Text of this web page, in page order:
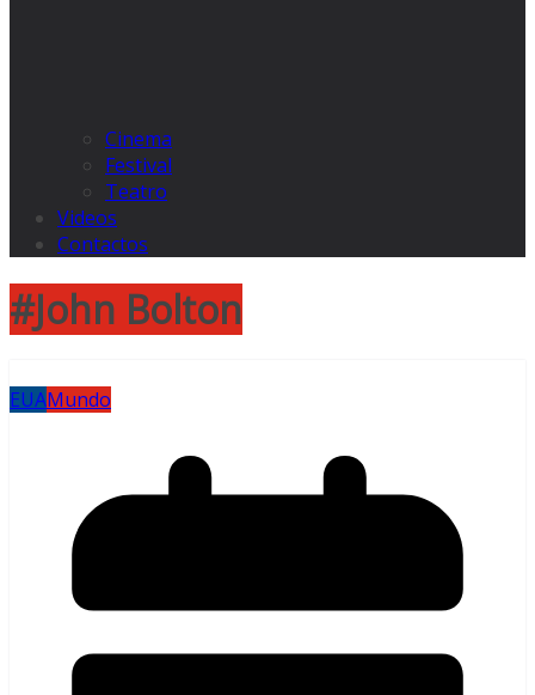
Cinema
Festival
Teatro
Videos
Contactos
#John Bolton
EUAMundo